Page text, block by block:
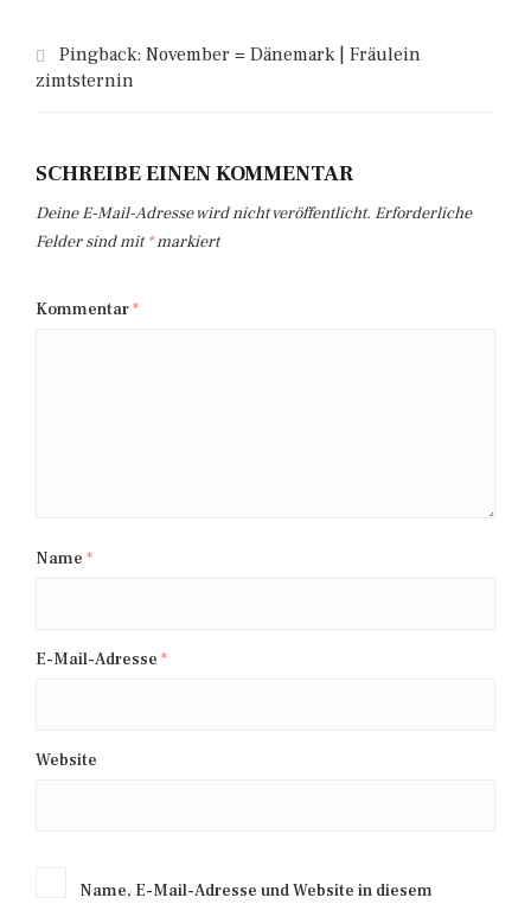
Pingback: November = Dänemark | Fräulein
zimtsternin
SCHREIBE EINEN KOMMENTAR
Deine E-Mail-Adresse wird nicht veröffentlicht. Erforderliche
Felder sind mit*markiert
Kommentar*
Name *
E-Mail-Adresse *
Website
Name, E-Mail-Adresse und Website in diesem